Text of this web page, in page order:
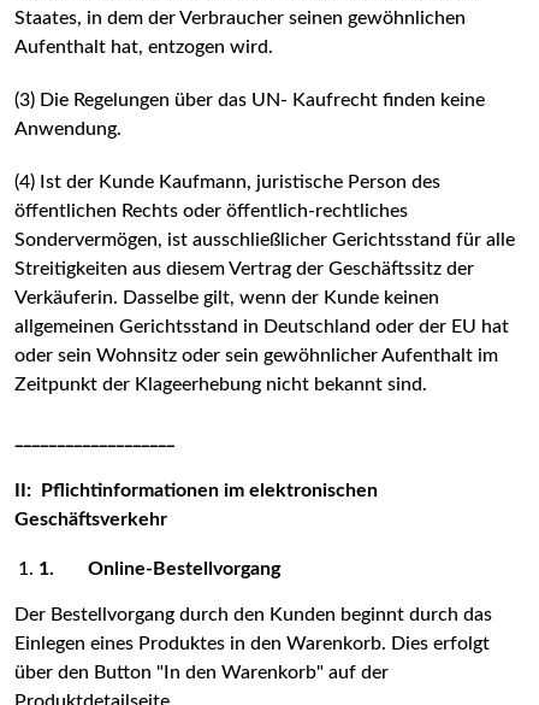
Staates, in dem der Verbraucher seinen gewöhnlichen
Aufenthalt hat, entzogen wird.
(3) Die Regelungen über das UN- Kaufrecht finden keine
Anwendung.
(4) Ist der Kunde Kaufmann, juristische Person des
öffentlichen Rechts oder öffentlich-rechtliches
Sondervermögen, ist ausschließlicher Gerichtsstand für alle
Streitigkeiten aus diesem Vertrag der Geschäftssitz der
Verkäuferin. Dasselbe gilt, wenn der Kunde keinen
allgemeinen Gerichtsstand in Deutschland oder der EU hat
oder sein Wohnsitz oder sein gewöhnlicher Aufenthalt im
Zeitpunkt der Klageerhebung nicht bekannt sind.
II: Pflichtinformationen im elektronischen
Geschäftsverkehr
1. Online-Bestellvorgang
Der Bestellvorgang durch den Kunden beginnt durch das
Einlegen eines Produktes in den Warenkorb. Dies erfolgt
über den Button "In den Warenkorb" auf der